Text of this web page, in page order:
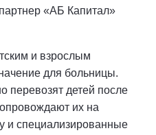
«АБ Капитал»
и взрослым
для больницы.
перевозят детей после
их на
и специализированные